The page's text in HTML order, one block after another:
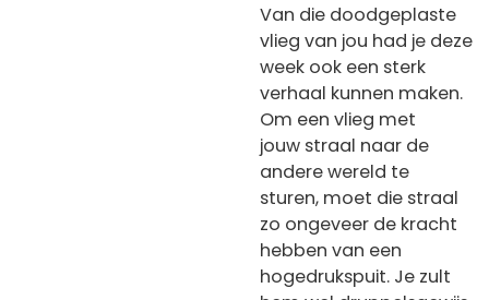
Van die doodgeplaste
vlieg van jou had je deze
week ook een sterk
verhaal kunnen maken.
Om een vlieg met
jouw straal naar de
andere wereld te
sturen, moet die straal
zo ongeveer de kracht
hebben van een
hogedrukspuit. Je zult